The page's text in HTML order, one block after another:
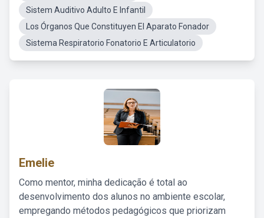
Sistem Auditivo Adulto E Infantil
Los Órganos Que Constituyen El Aparato Fonador
Sistema Respiratorio Fonatorio E Articulatorio
Emelie
Como mentor, minha dedicação é total ao
desenvolvimento dos alunos no ambiente escolar,
empregando métodos pedagógicos que priorizam